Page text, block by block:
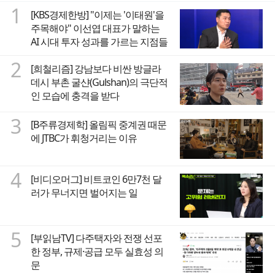
1
[KBS경제한방] "이제는 '이태원'을
주목해야" 이선엽 대표가 말하는
AI 시대 투자 성과를 가르는 지점들
2
[희철리즘] 강남보다 비싼 방글라
데시 부촌 굴샨(Gulshan)의 극단적
인 모습에 충격을 받다
3
[B주류경제학] 올림픽 중계권 때문
에 JTBC가 휘청거리는 이유
4
[비디오머그] 비트코인 6만7천 달
러가 무너지면 벌어지는 일
5
[부읽남TV] 다주택자와 전쟁 선포
한 정부, 규제·공급 모두 실효성 의
문